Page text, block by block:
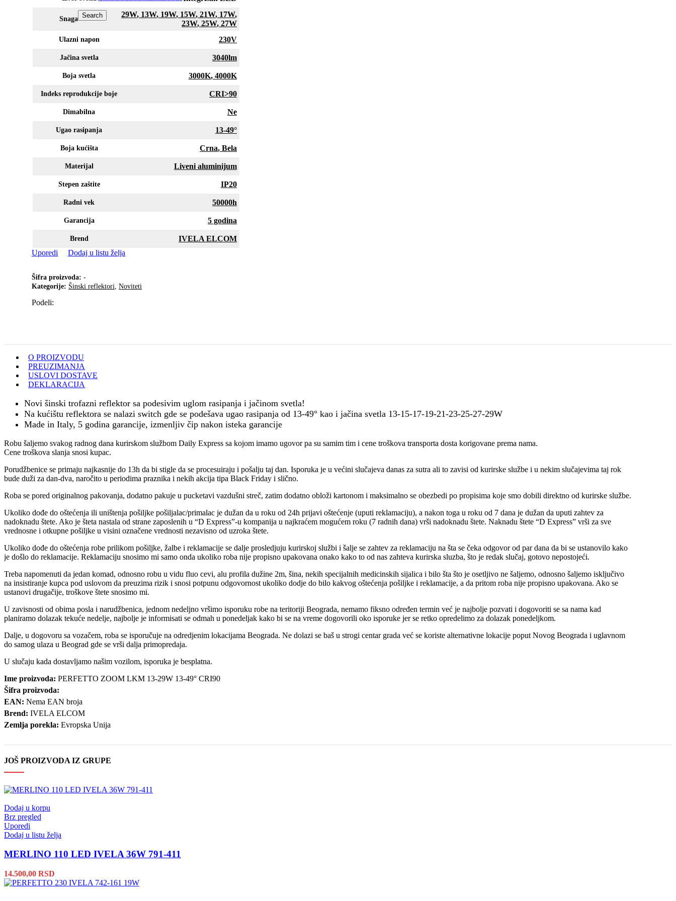
Search
Snaga
29W, 13W, 19W, 15W, 21W, 17W,
23W, 25W, 27W
Ulazni napon 230V
Jačina svetla 3040lm
Boja svetla 3000K, 4000K
Indeks reprodukcije boje CRI>90
Dimabilna Ne
Ugao rasipanja 13-49°
Boja kućišta Crna, Bela
Materijal Liveni aluminijum
Stepen zaštite IP20
Radni vek 50000h
Garancija 5 godina
Brend
IVELA ELCOM
Uporedi
Dodaj u listu želja
Šifra proizvoda: -
Kategorije: Šinski reflektori, Noviteti
Podeli:
O PROIZVODU
PREUZIMANJA
USLOVI DOSTAVE
DEKLARACIJA
Novi šinski trofazni reflektor sa podesivim uglom rasipanja i jačinom svetla!
Na kućištu reflektora se nalazi switch gde se podešava ugao rasipanja od 13-49° kao i jačina svetla 13-15-17-19-21-23-25-27-29W
Made in Italy, 5 godina garancije, izmenljiv čip nakon isteka garancije
Robu šaljemo svakog radnog dana kurirskom službom Daily Express sa kojom imamo ugovor pa su samim tim i cene troškova transporta dosta korigovane prema nama.
Cene troškova slanja snosi kupac.
Porudžbenice se primaju najkasnije do 13h da bi stigle da se procesuiraju i pošalju taj dan. Isporuka je u većini slučajeva danas za sutra ali to zavisi od kurirske službe i u nekim slučajevima taj rok
bude duži za dan-dva, naročito u periodima praznika i nekih akcija tipa Black Friday i slično.
Roba se pored originalnog pakovanja, dodatno pakuje u pucketavi vazdušni streč, zatim dodatno obloži kartonom i maksimalno se obezbedi po propisima koje smo dobili direktno od kurirske službe.
Ukoliko dođe do oštećenja ili uništenja pošiljke pošiljalac/primalac je dužan da u roku od 24h prijavi oštećenje (uputi reklamaciju), a nakon toga u roku od 7 dana je dužan da uputi zahtev za
nadoknadu štete. Ako je šteta nastala od strane zaposlenih u “D Express”-u kompanija u najkraćem mogućem roku (7 radnih dana) vrši nadoknadu štete. Naknadu štete “D Express” vrši za sve
vrednosne i otkupne pošiljke u visini označene vrednosti nezavisno od uzroka štete.
Ukoliko dođe do oštećenja robe prilikom pošiljke, žalbe i reklamacije se dalje prosledjuju kurirskoj službi i šalje se zahtev za reklamaciju na šta se čeka odgovor od par dana da bi se ustanovilo kako
je došlo do reklamacije. Reklamaciju snosimo mi samo onda ukoliko roba nije propisno upakovana onako kako to od nas zahteva kurirska sluzba, što je redak slučaj, gotovo nepostojeći.
Treba napomenuti da jedan komad, odnosno robu u vidu fluo cevi, alu profila dužine 2m, šina, nekih specijalnih medicinskih sijalica i bilo šta što je osetljivo ne šaljemo, odnosno šaljemo isključivo
na insistiranje kupca pod uslovom da preuzima rizik i snosi potpunu odgovornost ukoliko dodje do bilo kakvog oštećenja pošiljke i reklamacije, a da pritom roba nije propisno upakovana. Ako se
ustanovi drugačije, troškove štete snosimo mi.
U zavisnosti od obima posla i narudžbenica, jednom nedeljno vršimo isporuku robe na teritoriji Beograda, nemamo fiksno određen termin već je najbolje pozvati i dogovoriti se sa nama kad
planiramo dolazak tekuće nedelje, najbolje je informisati se odmah u ponedeljak kako bi se na vreme dogovorili oko isporuke jer se retko opredelimo za dolazak ponedeljkom.
Dalje, u dogovoru sa vozačem, roba se isporučuje na odredjenim lokacijama Beograda. Ne dolazi se baš u strogi centar grada već se koriste alternativne lokacije poput Novog Beograda i uglavnom
do samog ulaza u Beograd gde se vrši dalja primopredaja.
U slučaju kada dostavljamo našim vozilom, isporuka je besplatna.
Ime proizvoda: PERFETTO ZOOM LKM 13-29W 13-49° CRI90
Šifra proizvoda:
EAN: Nema EAN broja
Brend: IVELA ELCOM
Zemlja porekla: Evropska Unija
JOŠ PROIZVODA IZ GRUPE
Dodaj u korpu
Brz pregled
Uporedi
Dodaj u listu želja
MERLINO 110 LED IVELA 36W 791-411
14.500,00 RSD